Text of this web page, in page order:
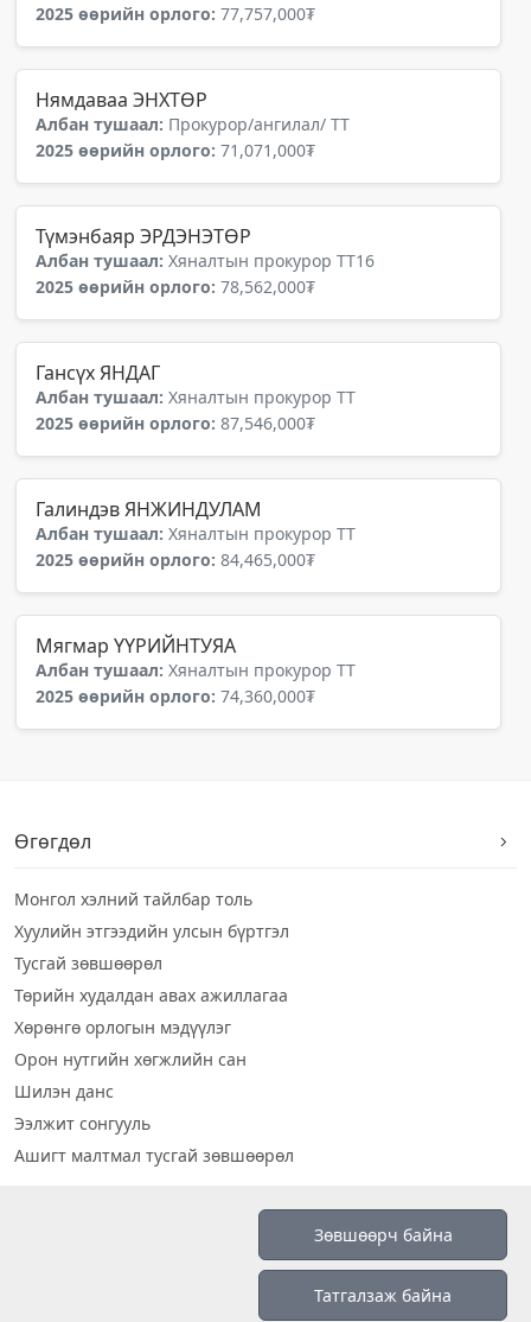
2025 өөрийн орлого: 77,757,000₮
Нямдаваа ЭНХТӨР
Албан тушаал: Прокурор/ангилал/ ТТ
2025 өөрийн орлого: 71,071,000₮
Түмэнбаяр ЭРДЭНЭТӨР
Албан тушаал: Хяналтын прокурор ТТ16
2025 өөрийн орлого: 78,562,000₮
Гансүх ЯНДАГ
Албан тушаал: Хяналтын прокурор ТТ
2025 өөрийн орлого: 87,546,000₮
Галиндэв ЯНЖИНДУЛАМ
Албан тушаал: Хяналтын прокурор ТТ
2025 өөрийн орлого: 84,465,000₮
Мягмар ҮҮРИЙНТУЯА
Албан тушаал: Хяналтын прокурор ТТ
2025 өөрийн орлого: 74,360,000₮
Өгөгдөл
Монгол хэлний тайлбар толь
Хуулийн этгээдийн улсын бүртгэл
Тусгай зөвшөөрөл
Төрийн худалдан авах ажиллагаа
Хөрөнгө орлогын мэдүүлэг
Орон нутгийн хөгжлийн сан
Шилэн данс
Ээлжит сонгууль
Ашигт малтмал тусгай зөвшөөрөл
Зөвшөөрч байна
Татгалзаж байна